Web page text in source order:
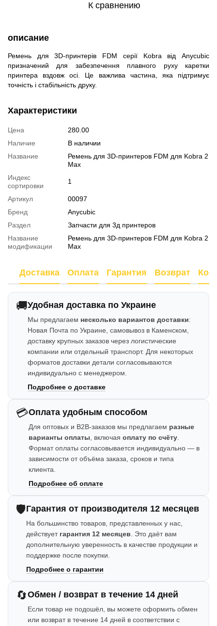
К сравнению
описание
Ремень для 3D-принтерів FDM серії Kobra від Anycubic
призначений для забезпечення плавного руху каретки
принтера вздовж осі. Це важлива частина, яка підтримує
точність і стабільність друку.
Характеристики
Цена
280.00
Наличие
В наличии
Название
Ремень для 3D-принтеров FDM для Kobra 2
Max
Индекс
сортировки
1
Артикул
00097
Бренд
Anycubic
Раздел
Запчасти для 3д принтеров
Название
модификации
Ремень для 3D-принтеров FDM для Kobra 2
Max
Доставка Оплата Гарантия Возврат
🚚Удобная доставка по Украине
Мы предлагаем несколько вариантов доставки:
Новая Почта по Украине, самовывоз в Каменском,
доставку крупных заказов через логистические
компании или отдельный транспорт. Для некоторых
форматов доставки детали согласовываются
индивидуально с менеджером.
Подробнее о доставке
💳Оплата удобным способом
Для оптовых и B2B-заказов мы предлагаем разные
варианты оплаты , включая оплату по счёту
Формат оплаты согласовывается индивидуально — в
зависимости от объёма заказа, сроков и типа
клиента.
Подробнее об оплате
🛡️Гарантия от производителя 12 месяцев
На большинство товаров, представленных у нас,
действует гарантия 12 месяцев . Это даёт вам
дополнительную уверенность в качестве продукции и
поддержке после покупки.
Подробнее о гарантии
🔄Обмен / возврат в течение 14 дней
Если товар не подошёл, вы можете оформить обмен
или возврат в течение 14 дней в соответствии с